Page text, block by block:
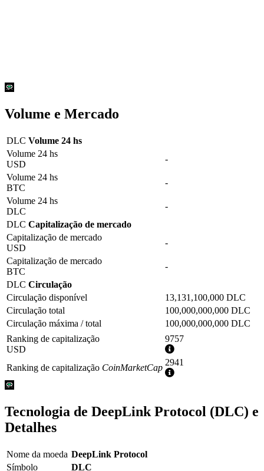
Volume e Mercado
DLC Volume 24 hs
Volume 24 hs
USD
-
Volume 24 hs
BTC
-
Volume 24 hs
DLC
-
DLC Capitalização de mercado
Capitalização de mercado
USD
-
Capitalização de mercado
BTC
-
DLC Circulação
Circulação disponível
13,131,100,000 DLC
Circulação total
100,000,000,000 DLC
Circulação máxima / total
100,000,000,000 DLC
Ranking de capitalização
USD
9757
Mais
informações
Ranking de capitalização CoinMarketCap
2941
Mais
Tecnologia de DeepLink Protocol (DLC) e
Detalhes
Nome da moeda DeepLink Protocol
Símbolo
DLC